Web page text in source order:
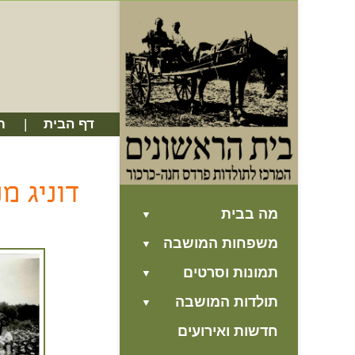
דף הבית
מה בבית
משפחות המושבה
תמונות וסרטים
תולדות המושבה
חדשות ואירועים
דוניג